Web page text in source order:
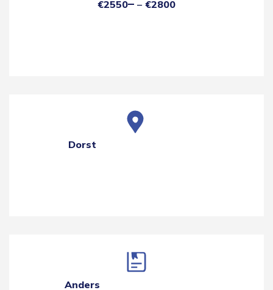
€2550 €2800
Dorst
Anders